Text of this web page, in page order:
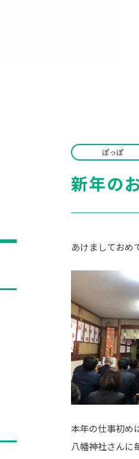
ぽっぽ
新年の
あけましておめ
本年の仕事初め
八幡神社さんに